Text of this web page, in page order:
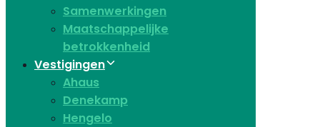
Samenwerkingen
Maatschappelijke
betrokkenheid
Vestigingen
Ahaus
Denekamp
Hengelo